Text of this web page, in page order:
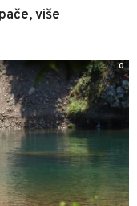
više
0